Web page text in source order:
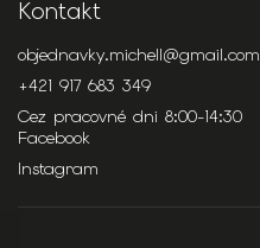
Kontakt
objednavky.michell@gmail.com
+421 917 683 349
Cez pracovné dni 8:00-14:30
Facebook
Instagram